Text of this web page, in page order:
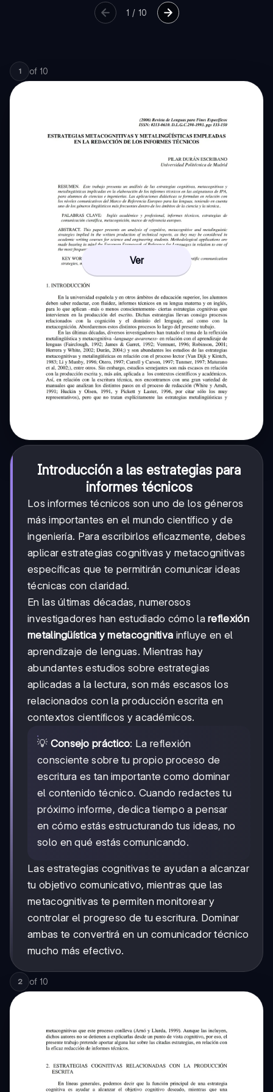
1 / 10
1 of 10
Ver
Introducción a las estrategias para
informes técnicos
Los informes técnicos son uno de los géneros
más importantes en el mundo científico y de
ingeniería. Para escribirlos eficazmente, debes
aplicar estrategias cognitivas y metacognitivas
específicas que te permitirán comunicar ideas
técnicas con claridad.
En las últimas décadas, numerosos
investigadores han estudiado cómo lareflexión
metalingüística y metacognitiva influye en el
aprendizaje de lenguas. Mientras hay
abundantes estudios sobre estrategias
aplicadas a la lectura, son más escasos los
relacionados con la producción escrita en
contextos científicos y académicos.
💡 Consejo práctico: La reflexión
consciente sobre tu propio proceso de
escritura es tan importante como dominar
el contenido técnico. Cuando redactes tu
próximo informe, dedica tiempo a pensar
en cómo estás estructurando tus ideas, no
solo en qué estás comunicando.
Las estrategias cognitivas te ayudan a alcanzar
tu objetivo comunicativo, mientras que las
metacognitivas te permiten monitorear y
controlar el progreso de tu escritura. Dominar
ambas te convertirá en un comunicador técnico
mucho más efectivo.
2 of 10